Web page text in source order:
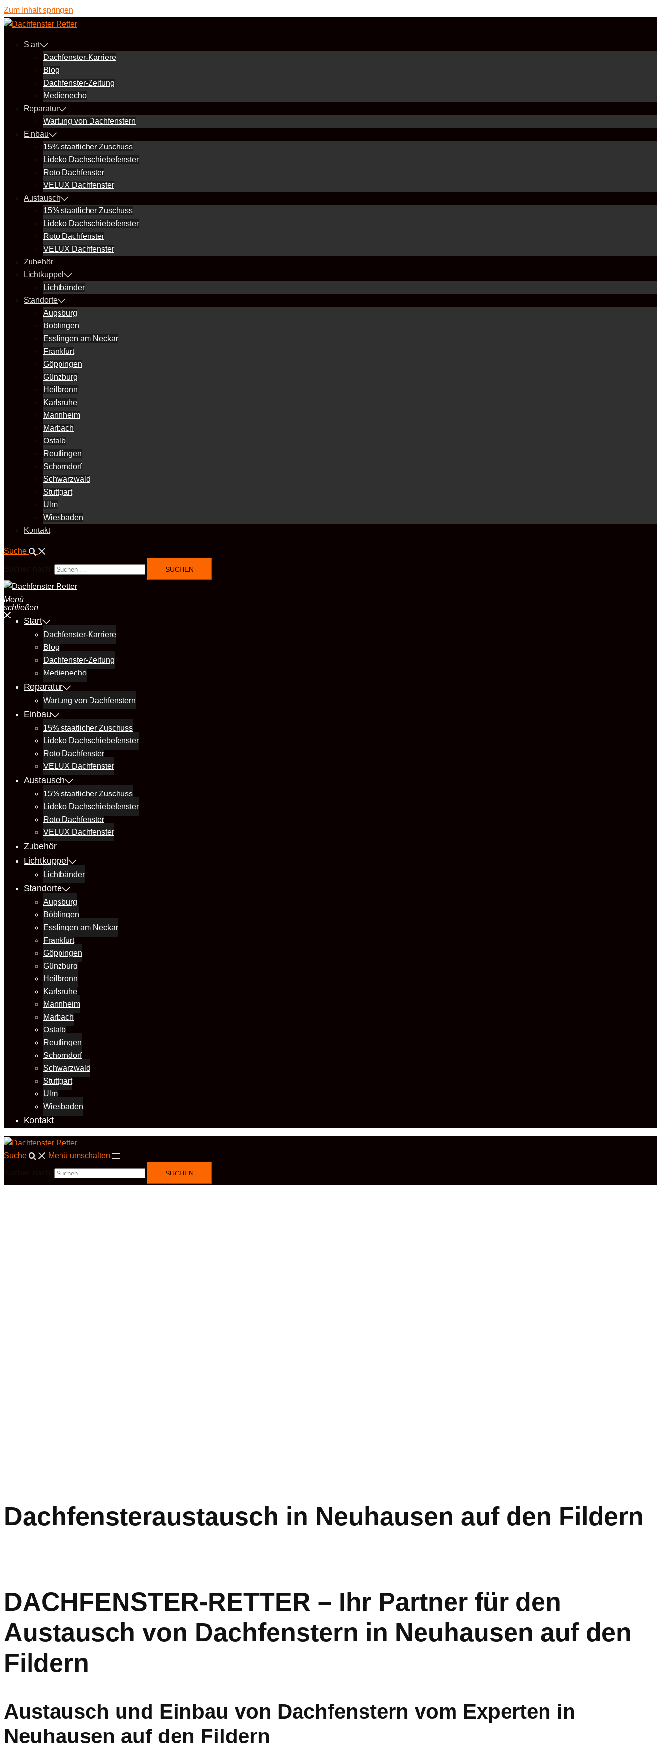
Zum Inhalt springen
Start
Dachfenster-Karriere
Blog
Dachfenster-Zeitung
Medienecho
Reparatur
Wartung von Dachfenstern
Einbau
15% staatlicher Zuschuss
Lideko Dachschiebefenster
Roto Dachfenster
VELUX Dachfenster
Austausch
15% staatlicher Zuschuss
Lideko Dachschiebefenster
Roto Dachfenster
VELUX Dachfenster
Zubehör
Lichtkuppel
Lichtbänder
Standorte
Augsburg
Böblingen
Esslingen am Neckar
Frankfurt
Göppingen
Günzburg
Heilbronn
Karlsruhe
Mannheim
Marbach
Ostalb
Reutlingen
Schorndorf
Schwarzwald
Stuttgart
Ulm
Wiesbaden
Kontakt
Suche
Menü
schließen
Start
Dachfenster-Karriere
Blog
Dachfenster-Zeitung
Medienecho
Reparatur
Wartung von Dachfenstern
Einbau
15% staatlicher Zuschuss
Lideko Dachschiebefenster
Roto Dachfenster
VELUX Dachfenster
Austausch
15% staatlicher Zuschuss
Lideko Dachschiebefenster
Roto Dachfenster
VELUX Dachfenster
Zubehör
Lichtkuppel
Lichtbänder
Standorte
Augsburg
Böblingen
Esslingen am Neckar
Frankfurt
Göppingen
Günzburg
Heilbronn
Karlsruhe
Mannheim
Marbach
Ostalb
Reutlingen
Schorndorf
Schwarzwald
Stuttgart
Ulm
Wiesbaden
Kontakt
Suche Menü umschalten
Dachfensteraustausch in Neuhausen auf den Fildern
DACHFENSTER-RETTER – Ihr Partner für den
Austausch von Dachfenstern in Neuhausen auf den
Fildern
Austausch und Einbau von Dachfenstern vom Experten in
Neuhausen auf den Fildern